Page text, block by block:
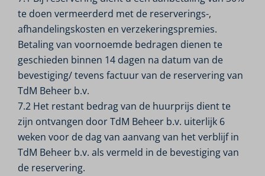
te doen vermeerderd met de reserverings-,
afhandelingskosten en verzekeringspremies.
Betaling van voornoemde bedragen dienen te
geschieden binnen 14 dagen na datum van de
bevestiging/ tevens factuur van de reservering van
TdM Beheer b.v.
7.2 Het restant bedrag van de huurprijs dient te
zijn ontvangen door TdM Beheer b.v. uiterlijk 6
weken voor de dag van aanvang van het verblijf in
TdM Beheer b.v. als vermeld in de bevestiging van
de reservering.